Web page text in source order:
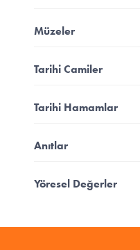
Müzeler
Tarihi Camiler
Tarihi Hamamlar
Anıtlar
Yöresel Değerler